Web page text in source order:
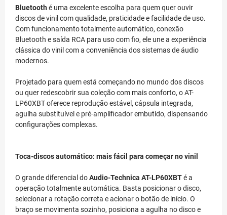
Bluetoothé uma excelente escolha para quem quer ouvir
discos de vinil com qualidade, praticidade e facilidade de uso.
Com funcionamento totalmente automático, conexão
Bluetooth e saída RCA para uso com fio, ele une a experiência
clássica do vinil com a conveniência dos sistemas de áudio
modernos.
Projetado para quem está começando no mundo dos discos
ou quer redescobrir sua coleção com mais conforto, o AT-
LP60XBT oferece reprodução estável, cápsula integrada,
agulha substituível e pré-amplificador embutido, dispensando
configurações complexas.
Toca-discos automático: mais fácil para começar no vinil
O grande diferencial doAudio-Technica AT-LP60XBTé a
operação totalmente automática. Basta posicionar o disco,
selecionar a rotação correta e acionar o botão de início. O
braço se movimenta sozinho, posiciona a agulha no disco e